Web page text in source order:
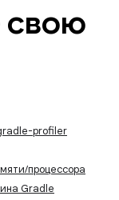
свою
profiler
процессора
Gradle